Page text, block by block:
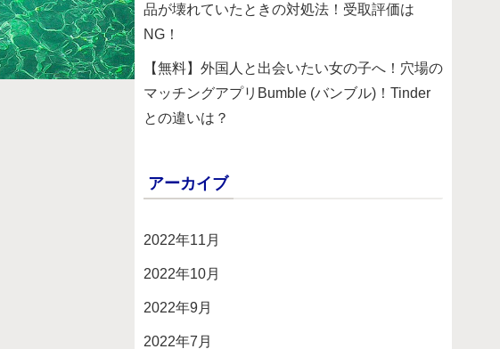
品が壊れていたときの対処法！受取評価は
NG！
【無料】外国人と出会いたい女の子へ！穴場の
マッチングアプリBumble (バンブル)！Tinder
との違いは？
アーカイブ
2022年11月
2022年10月
2022年9月
2022年7月